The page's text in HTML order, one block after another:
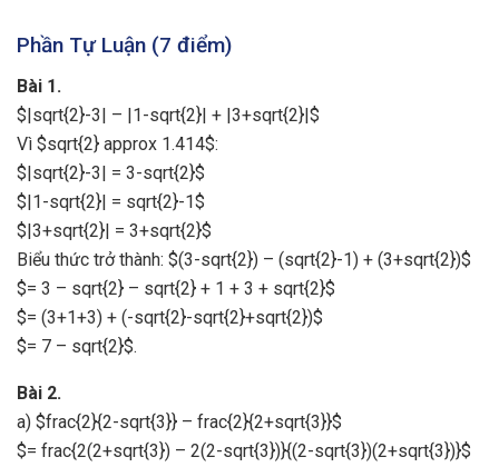
Phần Tự Luận (7 điểm)
Bài 1.
$|sqrt{2}-3| – |1-sqrt{2}| + |3+sqrt{2}|$
Vì $sqrt{2} approx 1.414$:
$|sqrt{2}-3| = 3-sqrt{2}$
$|1-sqrt{2}| = sqrt{2}-1$
$|3+sqrt{2}| = 3+sqrt{2}$
Biểu thức trở thành: $(3-sqrt{2}) – (sqrt{2}-1) + (3+sqrt{2})$
$= 3 – sqrt{2} – sqrt{2} + 1 + 3 + sqrt{2}$
$= (3+1+3) + (-sqrt{2}-sqrt{2}+sqrt{2})$
$= 7 – sqrt{2}$.
Bài 2.
a) $frac{2}{2-sqrt{3}} – frac{2}{2+sqrt{3}}$
$= frac{2(2+sqrt{3}) – 2(2-sqrt{3})}{(2-sqrt{3})(2+sqrt{3})}$